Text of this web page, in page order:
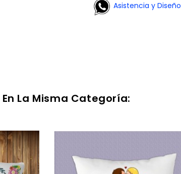
Asistencia y Diseño
La Misma Categoría: